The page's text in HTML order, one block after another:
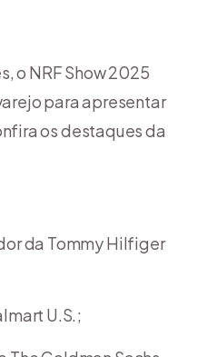
o NRF Show 2025
para apresentar
os destaques da
da Tommy Hilfiger
U.S.;